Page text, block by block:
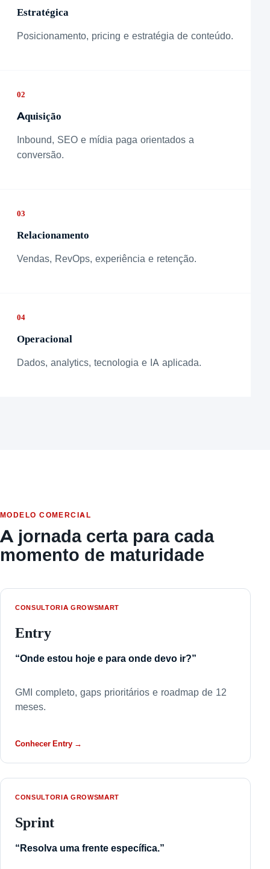
Estratégica
Posicionamento, pricing e estratégia de conteúdo.
02
Aquisição
Inbound, SEO e mídia paga orientados a
conversão.
03
Relacionamento
Vendas, RevOps, experiência e retenção.
04
Operacional
Dados, analytics, tecnologia e IA aplicada.
MODELO COMERCIAL
A jornada certa para cada
momento de maturidade
CONSULTORIA GROWSMART
Entry
“Onde estou hoje e para onde devo ir?”
GMI completo, gaps prioritários e roadmap de 12
meses.
Conhecer Entry →
CONSULTORIA GROWSMART
Sprint
“Resolva uma frente específica.”